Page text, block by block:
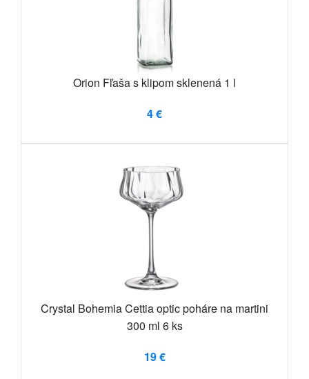
Orion Fľaša s klipom sklenená 1 l
4 €
Crystal Bohemia Cettia optic poháre na martini
300 ml 6 ks
19 €